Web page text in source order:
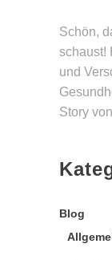
Schön,
schaust!
und
Story
Blog